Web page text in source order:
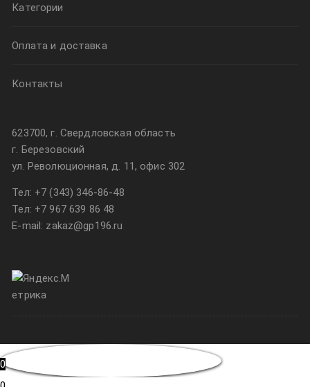
Категории
Оплата и доставка
Контакты
623700, г. Свердловская область
г. Березовский
ул. Революционная, д. 11, офис 302
Тел: +7 (343) 346-86-48
Тел: +7 967 639 86 48
E-mail: zakaz@gp196.ru
0